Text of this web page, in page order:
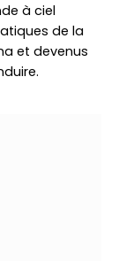
à ciel
de la
et devenus